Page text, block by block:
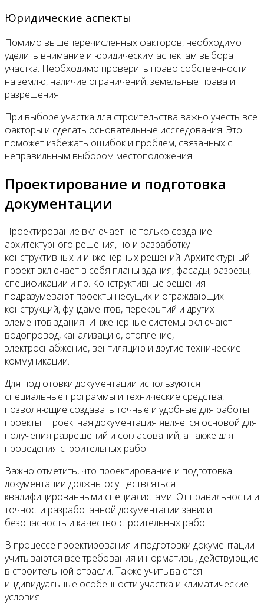
Юридические аспекты
Помимо вышеперечисленных факторов, необходимо
уделить внимание и юридическим аспектам выбора
участка. Необходимо проверить право собственности
на землю, наличие ограничений, земельные права и
разрешения.
При выборе участка для строительства важно учесть все
факторы и сделать основательные исследования. Это
поможет избежать ошибок и проблем, связанных с
неправильным выбором местоположения.
Проектирование и подготовка
документации
Проектирование включает не только создание
архитектурного решения, но и разработку
конструктивных и инженерных решений. Архитектурный
проект включает в себя планы здания, фасады, разрезы,
спецификации и пр. Конструктивные решения
подразумевают проекты несущих и ограждающих
конструкций, фундаментов, перекрытий и других
элементов здания. Инженерные системы включают
водопровод, канализацию, отопление,
электроснабжение, вентиляцию и другие технические
коммуникации.
Для подготовки документации используются
специальные программы и технические средства,
позволяющие создавать точные и удобные для работы
проекты. Проектная документация является основой для
получения разрешений и согласований, а также для
проведения строительных работ.
Важно отметить, что проектирование и подготовка
документации должны осуществляться
квалифицированными специалистами. От правильности и
точности разработанной документации зависит
безопасность и качество строительных работ.
В процессе проектирования и подготовки документации
учитываются все требования и нормативы, действующие
в строительной отрасли. Также учитываются
индивидуальные особенности участка и климатические
условия.